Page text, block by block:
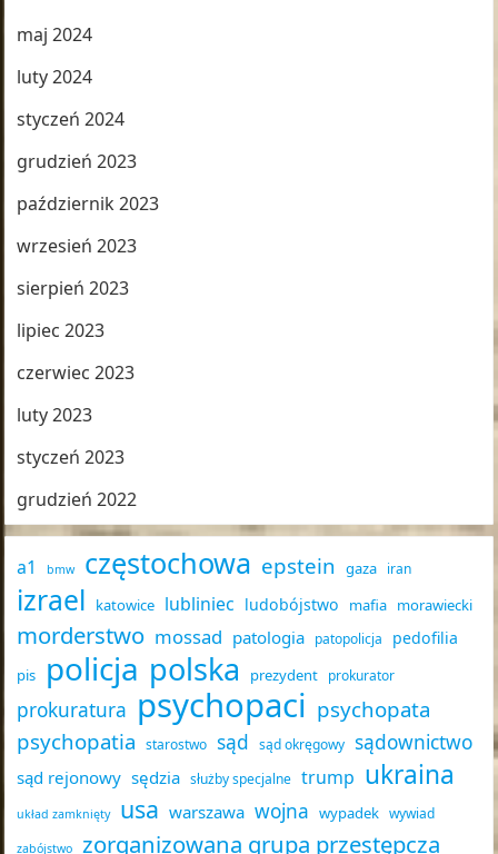
maj 2024
luty 2024
styczeń 2024
grudzień 2023
październik 2023
wrzesień 2023
sierpień 2023
lipiec 2023
czerwiec 2023
luty 2023
styczeń 2023
grudzień 2022
a1 bmw częstochowa epstein gaza iran
izrael katowice lubliniec ludobójstwo mafia morawiecki
morderstwo mossad patologia patopolicja pedofilia
pis policja polska prezydent prokurator
prokuratura psychopaci psychopata
psychopatia
starostwo sąd sąd okręgowy sądownictwo
sąd rejonowy sędzia służby specjalne trump ukraina
układ zamknięty usa warszawa wojna wypadek wywiad
zabójstwo zorganizowana grupa przestępcza